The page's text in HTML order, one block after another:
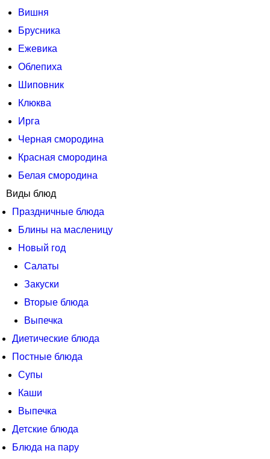
Вишня
Брусника
Ежевика
Облепиха
Шиповник
Клюква
Ирга
Черная смородина
Красная смородина
Белая смородина
Виды блюд
Праздничные блюда
Блины на масленицу
Новый год
Салаты
Закуски
Вторые блюда
Выпечка
Диетические блюда
Постные блюда
Супы
Каши
Выпечка
Детские блюда
Блюда на пару